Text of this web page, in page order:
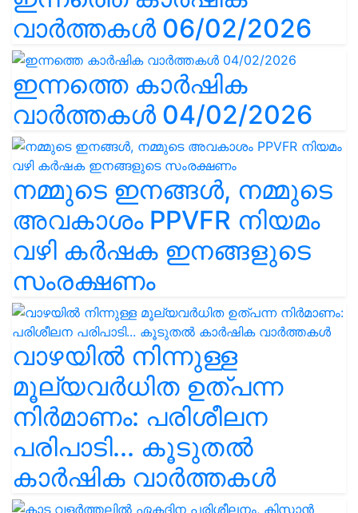
വാർത്തകൾ 06/02/2026
ഇന്നത്തെ കാർഷിക
വാർത്തകൾ 04/02/2026
നമ്മുടെ ഇനങ്ങൾ, നമ്മുടെ
അവകാശം PPVFR നിയമം
വഴി കർഷക ഇനങ്ങളുടെ
സംരക്ഷണം
വാഴയിൽ നിന്നുള്ള
മൂല്യവർധിത ഉത്പന്ന
നിർമാണം: പരിശീലന
പരിപാടി... കൂടുതൽ
കാർഷിക വാർത്തകൾ